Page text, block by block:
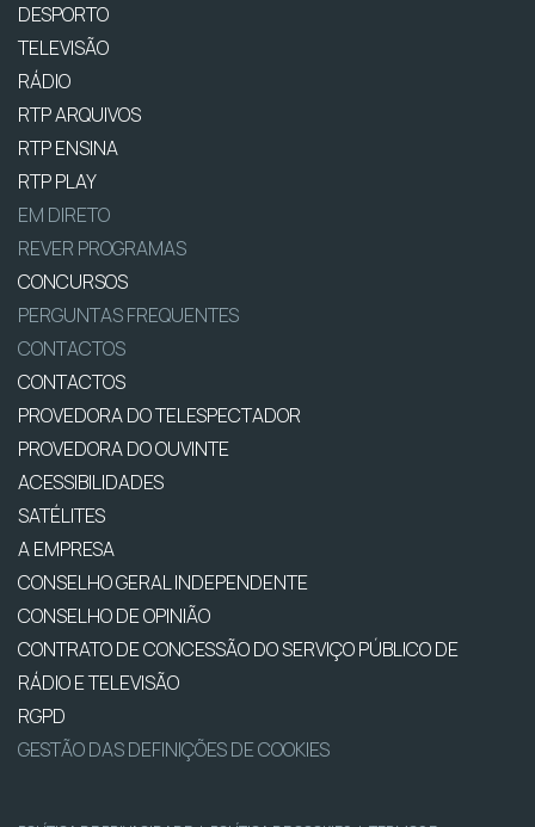
DESPORTO
TELEVISÃO
RÁDIO
RTP ARQUIVOS
RTP ENSINA
RTP PLAY
EM DIRETO
REVER PROGRAMAS
CONCURSOS
PERGUNTAS FREQUENTES
CONTACTOS
CONTACTOS
PROVEDORA DO TELESPECTADOR
PROVEDORA DO OUVINTE
ACESSIBILIDADES
SATÉLITES
A EMPRESA
CONSELHO GERAL INDEPENDENTE
CONSELHO DE OPINIÃO
CONTRATO DE CONCESSÃO DO SERVIÇO PÚBLICO DE
RÁDIO E TELEVISÃO
RGPD
GESTÃO DAS DEFINIÇÕES DE COOKIES